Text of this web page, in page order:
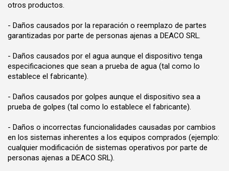
otros productos.
- Daños causados por la reparación o reemplazo de partes
garantizadas por parte de personas ajenas a DEACO SRL.
- Daños causados por el agua aunque el dispositivo tenga
especificaciones que sean a prueba de agua (tal como lo
establece el fabricante).
- Daños causados por golpes aunque el dispositivo sea a
prueba de golpes (tal como lo establece el fabricante).
- Daños o incorrectas funcionalidades causadas por cambios
en los sistemas inherentes a los equipos comprados (ejemplo:
cualquier modificación de sistemas operativos por parte de
personas ajenas a DEACO SRL).